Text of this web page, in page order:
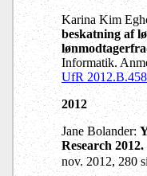
Karina Kim
beskatning af
Informatik.
UfR 2012.B.458
2012
Jane Bolander:
Research
nov. 2012, 280